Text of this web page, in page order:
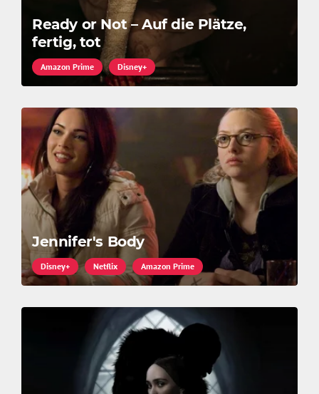
Ready or Not – Auf die Plätze,
fertig, tot
Amazon Prime Disney+
Jennifer's Body
Disney+ Netflix Amazon Prime